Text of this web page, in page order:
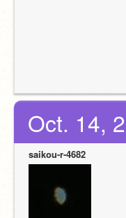
Oct. 14,
saikou-r-4682